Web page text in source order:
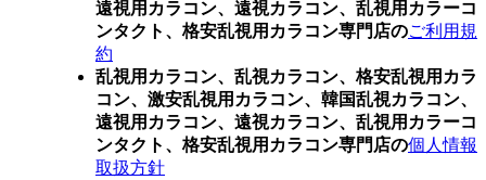
遠視用カラコン、遠視カラコン、乱視用カラーコ
ンタクト、格安乱視用カラコン専門店のご利用規
約
乱視用カラコン、乱視カラコン、格安乱視用カラ
コン、激安乱視用カラコン、韓国乱視カラコン、
遠視用カラコン、遠視カラコン、乱視用カラーコ
ンタクト、格安乱視用カラコン専門店の個人情報
取扱方針